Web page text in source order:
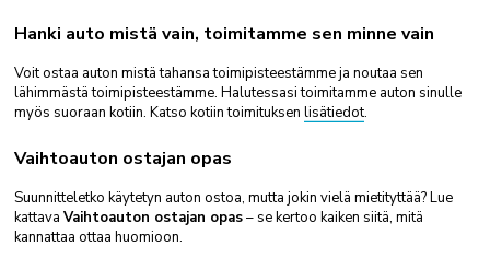
Hanki auto mistä vain, toimitamme sen minne vain
Voit ostaa auton mistä tahansa toimipisteestämme ja noutaa sen
lähimmästä toimipisteestämme. Halutessasi toimitamme auton sinulle
myös suoraan kotiin. Katso kotiin toimituksen lisätiedot.
Vaihtoauton ostajan opas
Suunnitteletko käytetyn auton ostoa, mutta jokin vielä mietityttää? Lue
kattava Vaihtoauton ostajan opas– se kertoo kaiken siitä, mitä
kannattaa ottaa huomioon.